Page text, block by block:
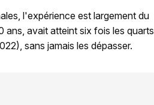
l'expérience est largement du
ans, avait atteint six fois les quarts
sans jamais les dépasser.